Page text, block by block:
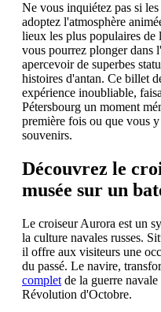
Ne vous inquiétez pas si
adoptez l'atmosphère
lieux les plus populaires
vous pourrez plonger dans
apercevoir de superbes
histoires d'antan. Ce billet
expérience inoubliable,
Pétersbourg un moment
première fois ou que vous
souvenirs.
Découvrez le
musée sur un
Le croiseur Aurora est un
la culture navales russes.
il offre aux visiteurs une
du passé. Le navire,
complet de la guerre
Révolution d'Octobre.